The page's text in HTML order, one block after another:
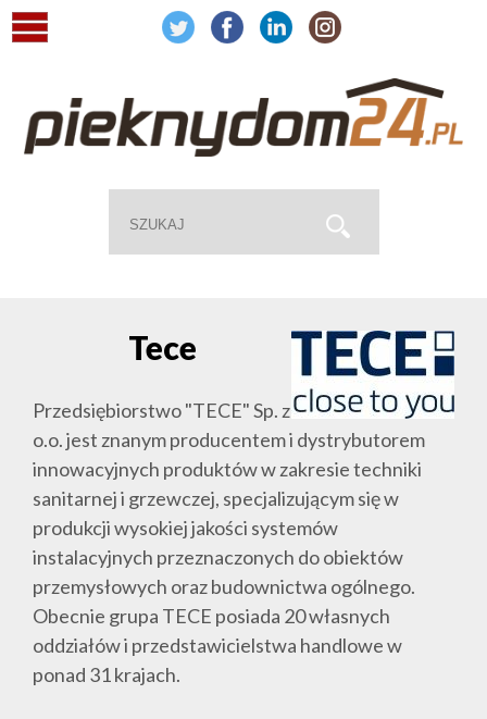
Tece
Przedsiębiorstwo "TECE" Sp. z
o.o. jest znanym producentem i dystrybutorem
innowacyjnych produktów w zakresie techniki
sanitarnej i grzewczej, specjalizującym się w
produkcji wysokiej jakości systemów
instalacyjnych przeznaczonych do obiektów
przemysłowych oraz budownictwa ogólnego.
Obecnie grupa TECE posiada 20 własnych
oddziałów i przedstawicielstwa handlowe w
ponad 31 krajach.